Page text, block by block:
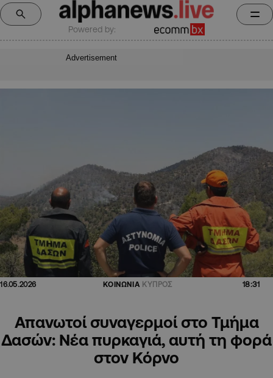
Powered by:
Advertisement
16.05.2026 ΚΟΙΝΩΝΙΑ ΚΥΠΡΟΣ 18:31
Απανωτοί συναγερμοί στο Τμήμα
Δασών: Νέα πυρκαγιά, αυτή τη φορά
στον Κόρνο